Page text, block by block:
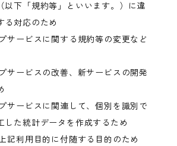
以下「規約等」といいます。）に違
る対応のため
サービスに関する規約等の変更など
サービスの改善、新サービスの開発
サービスに関連して、個別を識別で
した統計データを作成するため
記利用目的に付随する目的のため